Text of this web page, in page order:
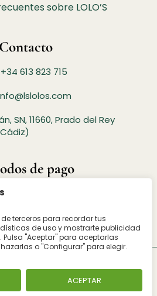
terceros para recordar tus
de uso y mostrarte publicidad
"Aceptar" para aceptarlas
o "Configurar" para elegir.
ACEPTAR
sobre LOLO’S
Contacto
+34 613 823 715
SN, 11660, Prado del Rey
de pago
los derechos reservados
Cookies Política de Privacidad